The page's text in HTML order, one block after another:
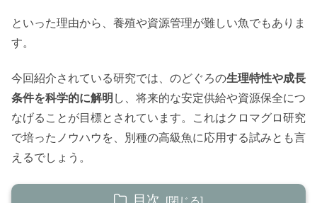
といった理由から、養殖や資源管理が難しい魚でもありま
す。
今回紹介されている研究では、のどぐろの生理特性や成長
条件を科学的に解明 し、将来的な安定供給や資源保全につ
なげることが目標とされています。これはクロマグロ研究
で培ったノウハウを、別種の高級魚に応用する試みとも言
えるでしょう。
目次